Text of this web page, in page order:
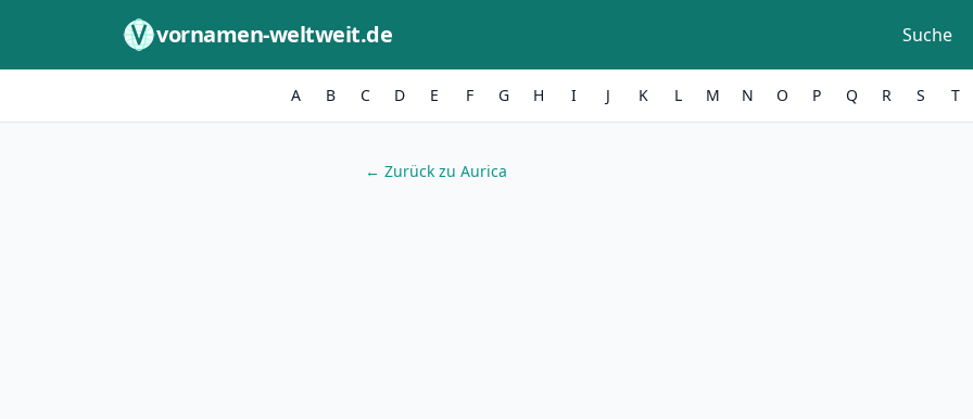
vornamen-weltweit.de Suche
A B C D E F G H I J K L M N O P Q R S T
← Zurück zu Aurica